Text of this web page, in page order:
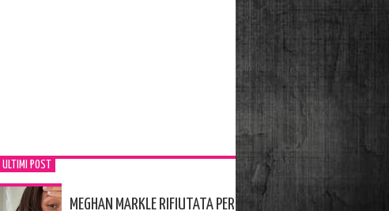
ULTIMI POST
MEGHAN MARKLE RIFIUTATA PER